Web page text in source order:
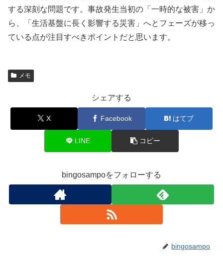
する深刻な問題です。事故発生当初の「一時的な被害」か
ら、「生活基盤に長く影響する災害」へとフェーズが移っ
ている点が注目すべきポイントだと思います。
メモ
シェアする
X Facebook はてブ
LINE コピー
bingosampoをフォローする
bingosampo